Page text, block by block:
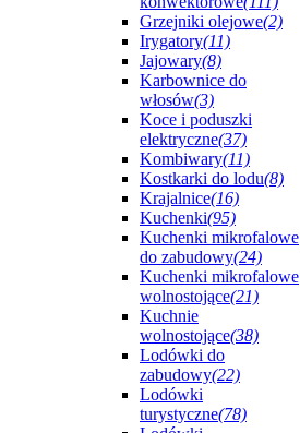
Grzejniki olejowe(2)
Irygatory(11)
Jajowary(8)
Karbownice do
włosów(3)
Koce i poduszki
elektryczne(37)
Kombiwary(11)
Kostkarki do lodu(8)
Krajalnice(16)
Kuchenki(95)
Kuchenki mikrofalowe
do zabudowy(24)
Kuchenki mikrofalowe
wolnostojące(21)
Kuchnie
wolnostojące(38)
Lodówki do
zabudowy(22)
Lodówki
turystyczne(78)